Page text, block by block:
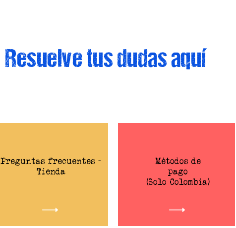
Resuelve tus dudas aquí
Preguntas frecuentes -
Tienda
Métodos de
pago
(Solo Colombia)